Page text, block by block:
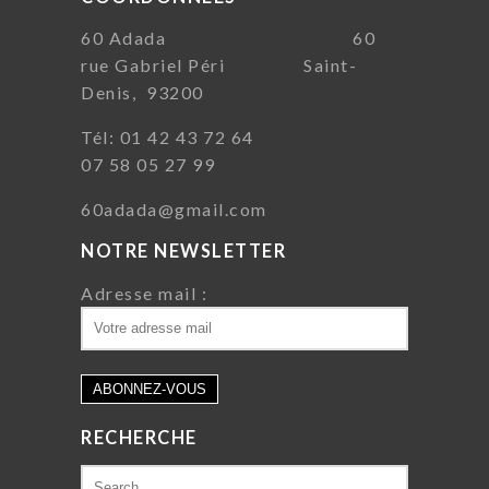
60 Adada 60
rue Gabriel Péri Saint-
Denis, 93200
Tél: 01 42 43 72 64
07 58 05 27 99
60adada@gmail.com
NOTRE NEWSLETTER
Adresse mail :
RECHERCHE